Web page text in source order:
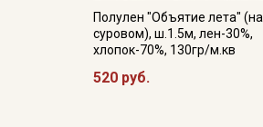
Полулен "Объятие лета" (на
суровом), ш.1.5м, лен-30%,
хлопок-70%, 130гр/м.кв
520 руб.